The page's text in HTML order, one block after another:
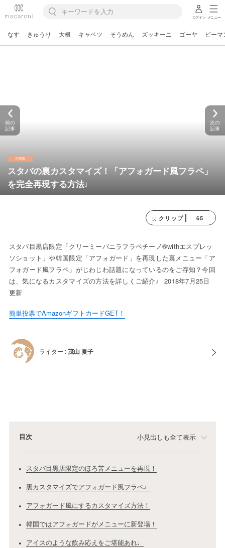
ログイン メニュー
なす きゅうり 大根 キャベツ そうめん ズッキーニ ゴーヤ ピーマ
スタバの裏カスタマイズ！「アフォガード風フラペ」
を完全再現する方法♩
前の
記事
次の
記事
クリップ 65
スタバ目黒店限定「クリーミーバニラフラペチーノ®withエスプレッ
ソショット」や韓国限定「アフォガード」を再現した裏メニュー「ア
フォガード風フラペ」がじわじわ話題になっているのをご存知？今回
は、気になるカスタマイズの方法を詳しくご紹介♩ 2018年7月25日
更新
簡単投票でAmazonギフトカードGET！
ライター : 茂山 夏子
目次 小見出しも全て表示
スタバ目黒店限定のほろ苦メニューを再現！
裏カスタマイズでアフォガード風フラペ♩
アフォガード風にするカスタマイズ方法！
韓国ではアフォガードがメニューに新登場！
アイスのような飲み応えをご堪能あれ♩